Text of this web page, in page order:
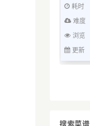
耗时
难度
浏览
更新
搜索菜谱